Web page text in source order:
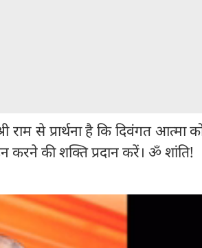
राम से प्रार्थना है कि दिवंगत आत्मा
की शक्ति प्रदान करें। ॐ शांति!